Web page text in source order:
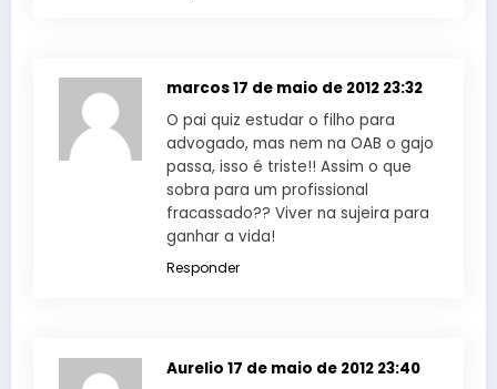
marcos17 de maio de 2012 23:32
O pai quiz estudar o filho para
advogado, mas nem na OAB o gajo
passa, isso é triste!! Assim o que
sobra para um profissional
fracassado?? Viver na sujeira para
ganhar a vida!
Responder
Aurelio 17 de maio de 2012 23:40